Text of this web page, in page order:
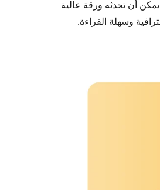
أن تحدثه ورقة عالية
دائمًا احترافية وسهلة القراءة.